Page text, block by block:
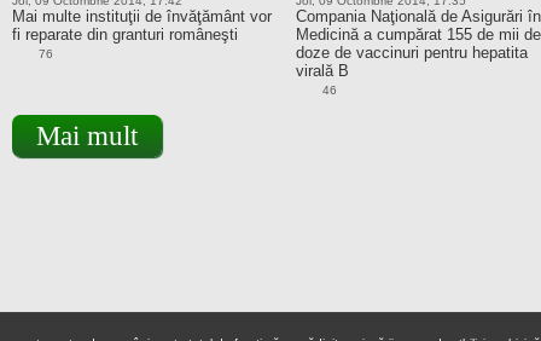
Mai multe instituţii de învăţământ vor
fi reparate din granturi româneşti
76
Compania Naţională de Asigurări în
Medicină a cumpărat 155 de mii de
doze de vaccinuri pentru hepatita
virală B
46
Mai mult